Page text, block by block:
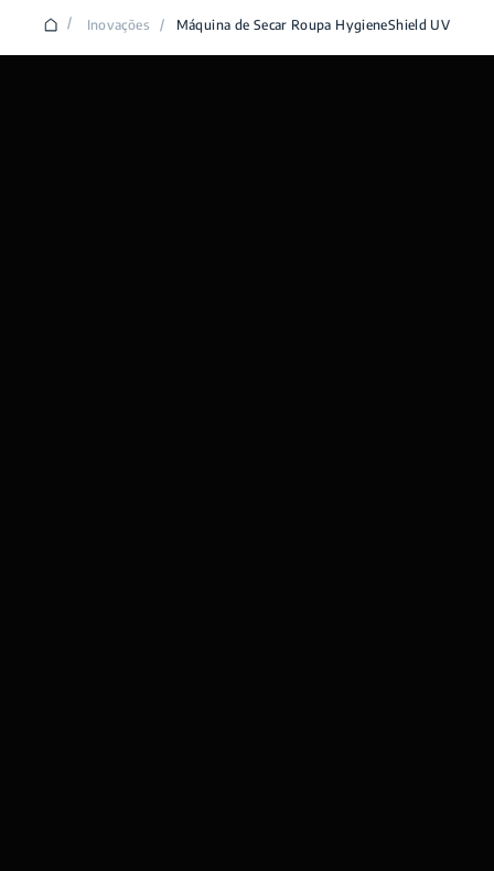
/ Inovações / Máquina de Secar Roupa HygieneShield UV